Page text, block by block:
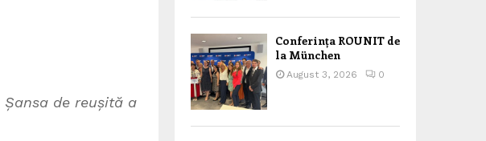
Șansa de reușită a
Conferința ROUNIT de
la München
August 3, 2026 0